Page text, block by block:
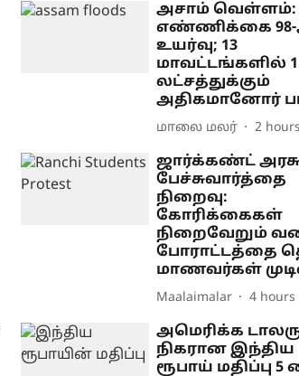
அசாம் வெள்ளம்:
எண்ணிக்கை
உயர்வு; 13
மாவட்டங்களில்
லட்சத்துக்கும்
அதிகமானோர்
மாலை மலர் 2
ஜார்க்கண்ட்
பேச்சுவார்த்தை
நிறைவு:
கோரிக்கைகள்
நிறைவேறும்
போராட்டத்தை
மாணவர்கள்
Maalaimalar 4 hours
அமெரிக்க
நிகரான இந்திய
ரூபாய் மதிப்பு 5